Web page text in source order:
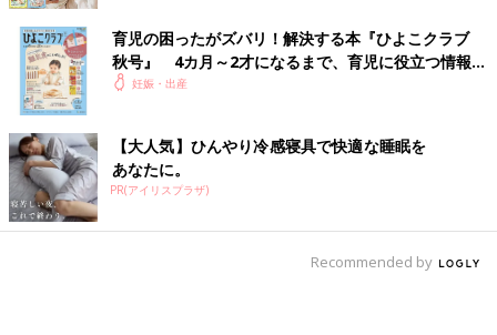
育児の困ったがズバリ！解決する本『ひよこクラブ
秋号』 4カ月～2才になるまで、育児に役立つ情報が
いっぱい！
妊娠・出産
【大人気】ひんやり冷感寝具で快適な睡眠を
あなたに。
PR(アイリスプラザ)
Recommended by